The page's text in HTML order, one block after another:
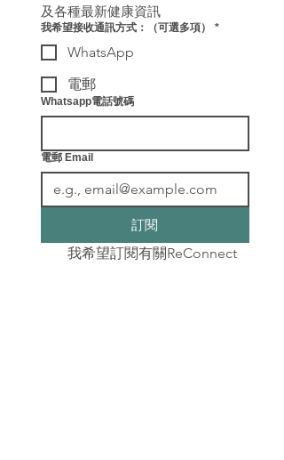
及各種最新健康資訊
我希望接收通訊方式：（可選多項） *
WhatsApp
電郵
Whatsapp電話號碼
電郵 Email
訂閱
我希望訂閱有關ReConnect